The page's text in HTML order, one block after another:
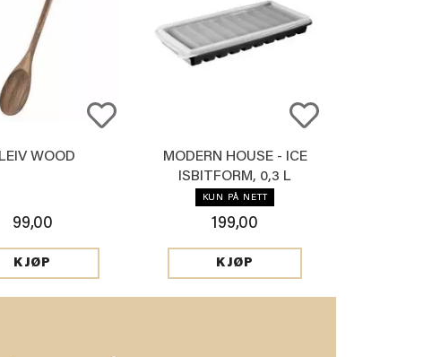
WOOD
99,00
KJØP
MODERN HOUSE - ICE
ISBITFORM, 0,3 L
KUN PÅ NETT
199,00
KJØP